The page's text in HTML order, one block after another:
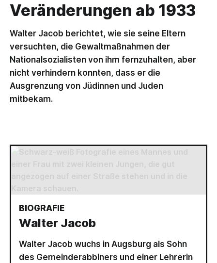
Veränderungen ab 1933
Walter Jacob berichtet, wie sie seine Eltern
versuchten, die Gewaltmaßnahmen der
Nationalsozialisten von ihm fernzuhalten, aber
nicht verhindern konnten, dass er die
Ausgrenzung von Jüdinnen und Juden
mitbekam.
BIOGRAFIE
Walter Jacob
Walter Jacob wuchs in Augsburg als Sohn
des Gemeinderabbiners und einer Lehrerin